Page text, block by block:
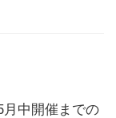
月中開催までの